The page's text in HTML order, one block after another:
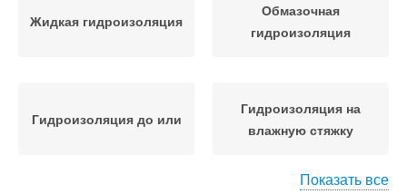
Жидкая гидроизоляция
Обмазочная
гидроизоляция
Гидроизоляция до или
Гидроизоляция на
влажную стяжку
Показать все